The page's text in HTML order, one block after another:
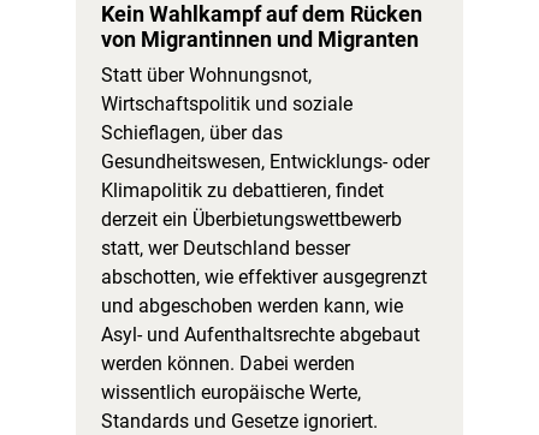
Kein Wahlkampf auf dem Rücken
von Migrantinnen und Migranten
Statt über Wohnungsnot,
Wirtschaftspolitik und soziale
Schieflagen, über das
Gesundheitswesen, Entwicklungs- oder
Klimapolitik zu debattieren, findet
derzeit ein Überbietungswettbewerb
statt, wer Deutschland besser
abschotten, wie effektiver ausgegrenzt
und abgeschoben werden kann, wie
Asyl- und Aufenthaltsrechte abgebaut
werden können. Dabei werden
wissentlich europäische Werte,
Standards und Gesetze ignoriert.